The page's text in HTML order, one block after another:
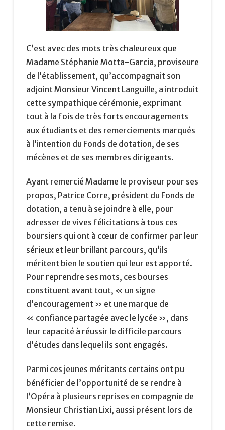
C’est avec des mots très chaleureux que
Madame Stéphanie Motta-Garcia, proviseure
de l’établissement, qu’accompagnait son
adjoint Monsieur Vincent Languille, a introduit
cette sympathique cérémonie, exprimant
tout à la fois de très forts encouragements
aux étudiants et des remerciements marqués
à l’intention du Fonds de dotation, de ses
mécènes et de ses membres dirigeants.
Ayant remercié Madame le proviseur pour ses
propos, Patrice Corre, président du Fonds de
dotation, a tenu à se joindre à elle, pour
adresser de vives félicitations à tous ces
boursiers qui ont à cœur de confirmer par leur
sérieux et leur brillant parcours, qu’ils
méritent bien le soutien qui leur est apporté.
Pour reprendre ses mots, ces bourses
constituent avant tout, « un signe
d’encouragement » et une marque de
« confiance partagée avec le lycée », dans
leur capacité à réussir le difficile parcours
d’études dans lequel ils sont engagés.
Parmi ces jeunes méritants certains ont pu
bénéficier de l’opportunité de se rendre à
l’Opéra à plusieurs reprises en compagnie de
Monsieur Christian Lixi, aussi présent lors de
cette remise.